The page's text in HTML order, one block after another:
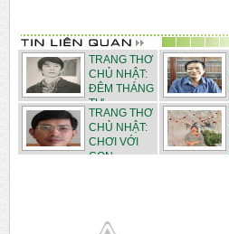
TRANG THƠ
CHỦ NHẬT:
ĐÊM THÁNG
TƯ - ...
TRANG THƠ
CHỦ NHẬT:
CHƠI VỚI
CON - ...